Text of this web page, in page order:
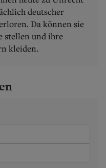
deutscher
Da können sie
stellen und ihre
kleiden.